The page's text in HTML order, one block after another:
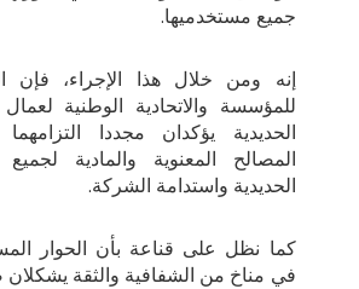
جميع مستخدميها.
إنه ومن خلال هذا الإجراء، فإن
للمؤسسة والاتحادية الوطنية
الحديدية يؤكدان مجددا
المصالح المعنوية والمادية
الحديدية واستدامة الشركة.
كما نظل على قناعة بأن الحوار
في مناخ من الشفافية والثقة يشكلان